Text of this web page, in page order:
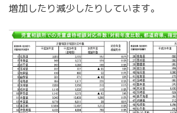
増加したり減少したりしています。